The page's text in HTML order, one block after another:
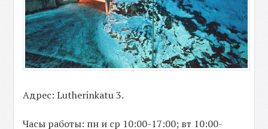
Адрес: Lutherinkatu 3.
Часы работы: пн и ср 10:00-17:00; вт 10:00-